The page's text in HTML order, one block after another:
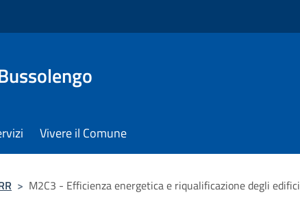
Vivere il Comune
> M2C3 - Efficienza energetica e riqualificazione degli edifici